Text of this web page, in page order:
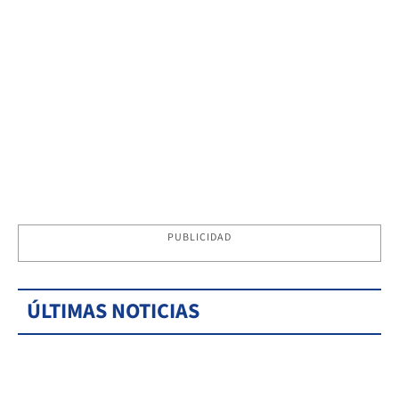
PUBLICIDAD
ÚLTIMAS NOTICIAS